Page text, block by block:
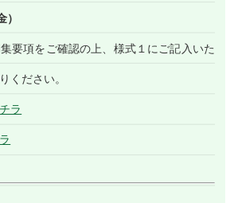
集要項をご確認の上、様式１にご記入いた
ください。
ラ